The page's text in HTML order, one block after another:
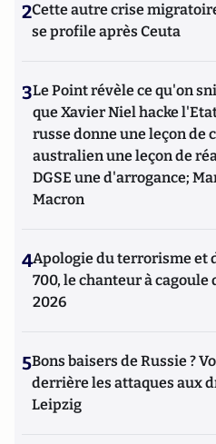
2Cette autre crise
se profile après Ceuta
3Le Point révèle ce qu'on
que Xavier Niel hacke
russe donne une leçon de
australien une leçon de
DGSE une d'arrogance;
Macron
4Apologie du terrorisme et
700, le chanteur à cagoule
2026
5Bons baisers de Russie ?
derrière les attaques aux
Leipzig